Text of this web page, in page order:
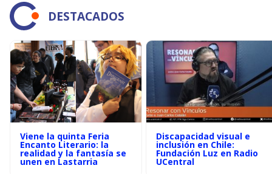
DESTACADOS
Viene la quinta Feria
Encanto Literario: la
realidad y la fantasía se
unen en Lastarria
Discapacidad visual e
inclusión en Chile:
Fundación Luz en Radio
UCentral